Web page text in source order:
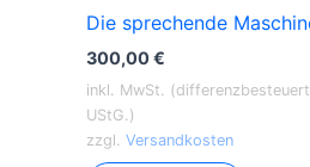
Die sprechende
300,00€
inkl. MwSt.
UStG.)
zzgl. Versandkosten